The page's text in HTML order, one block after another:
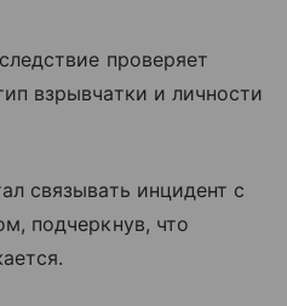
проверяет
взрывчатки и личности
связывать инцидент с
подчеркнув, что